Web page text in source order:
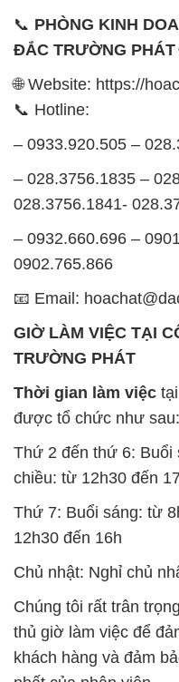
chiều: từ 12h30 đến
12h30 đến 16h
thủ giờ làm việc để
khách hàng và đảm
nhất của nhân viên.
BẢN ĐỒ MAP TẠI
TRƯỜNG PHÁT
ĐỊA CHỈ: 1229C
Đông B, Quận Bình
Minh
SẢN PHẨM TƯƠNG